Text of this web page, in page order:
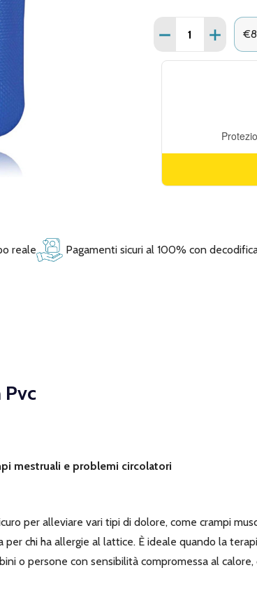
Quantità:
DIMINUISCI
reale Pagamenti sicuri al 100% con
mestruali e problemi circolatori
per alleviare vari tipi di dolore, come crampi
chi ha allergie al lattice. È ideale quando la
o persone con sensibilità compromessa al